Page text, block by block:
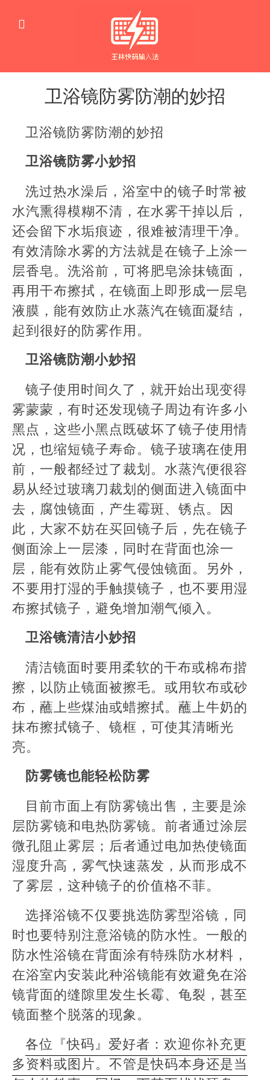
卫浴镜防雾防潮的妙招
卫浴镜防雾防潮的妙招
卫浴镜防雾小妙招
洗过热水澡后，浴室中的镜子时常被
水汽熏得模糊不清，在水雾干掉以后，
还会留下水垢痕迹，很难被清理干净。
有效清除水雾的方法就是在镜子上涂一
层香皂。洗浴前，可将肥皂涂抹镜面，
再用干布擦拭，在镜面上即形成一层皂
液膜，能有效防止水蒸汽在镜面凝结，
起到很好的防雾作用。
卫浴镜防潮小妙招
镜子使用时间久了，就开始出现变得
雾蒙蒙，有时还发现镜子周边有许多小
黑点，这些小黑点既破坏了镜子使用情
况，也缩短镜子寿命。镜子玻璃在使用
前，一般都经过了裁划。水蒸汽便很容
易从经过玻璃刀裁划的侧面进入镜面中
去，腐蚀镜面，产生霉斑、锈点。因
此，大家不妨在买回镜子后，先在镜子
侧面涂上一层漆，同时在背面也涂一
层，能有效防止雾气侵蚀镜面。另外，
不要用打湿的手触摸镜子，也不要用湿
布擦拭镜子，避免增加潮气倾入。
卫浴镜清洁小妙招
清洁镜面时要用柔软的干布或棉布揩
擦，以防止镜面被擦毛。或用软布或砂
布，蘸上些煤油或蜡擦拭。蘸上牛奶的
抹布擦拭镜子、镜框，可使其清晰光
亮。
防雾镜也能轻松防雾
目前市面上有防雾镜出售，主要是涂
层防雾镜和电热防雾镜。前者通过涂层
微孔阻止雾层；后者通过电加热使镜面
湿度升高，雾气快速蒸发，从而形成不
了雾层，这种镜子的价值格不菲。
选择浴镜不仅要挑选防雾型浴镜，同
时也要特别注意浴镜的防水性。一般的
防水性浴镜在背面涂有特殊防水材料，
在浴室内安装此种浴镜能有效避免在浴
镜背面的缝隙里发生长霉、龟裂，甚至
镜面整个脱落的现象。
各位『快码』爱好者：欢迎你补充更
多资料或图片。不管是快码本身还是当